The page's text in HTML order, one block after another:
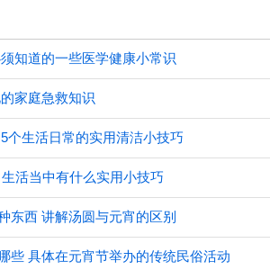
知道的一些医学健康小常识
家庭急救知识
个生活日常的实用清洁小技巧
活当中有什么实用小技巧
东西 讲解汤圆与元宵的区别
些 具体在元宵节举办的传统民俗活动